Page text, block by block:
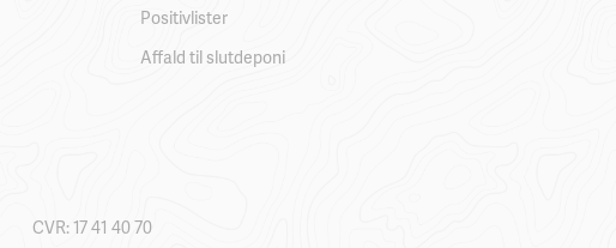
Positivlister
Affald til slutdeponi
CVR: 17 41 40 70